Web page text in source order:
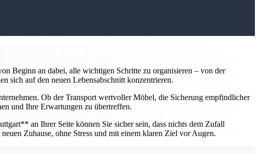
Beginn an dabei, alle wichtigen Schritte zu organisieren – von der
sich auf den neuen Lebensabschnitt konzentrieren.
Ob der Transport wertvoller Möbel, die Sicherung empfindlicher
und Ihre Erwartungen zu übertreffen.
an Ihrer Seite können Sie sicher sein, dass nichts dem Zufall
Zuhause, ohne Stress und mit einem klaren Ziel vor Augen.